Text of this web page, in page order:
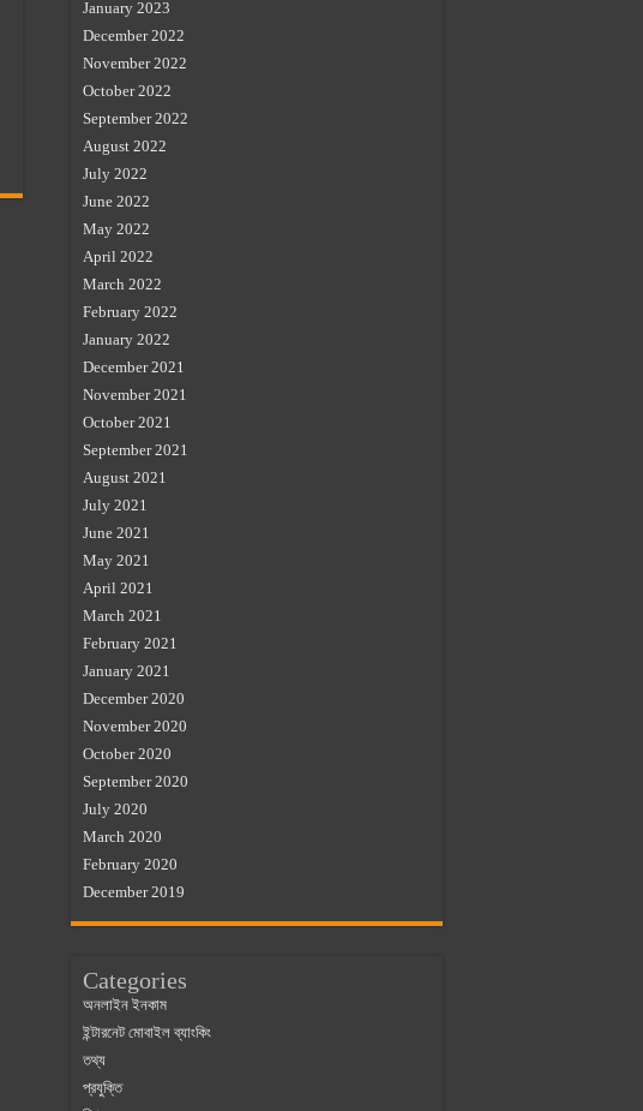
January 2023
December 2022
November 2022
October 2022
September 2022
August 2022
July 2022
June 2022
May 2022
April 2022
March 2022
February 2022
January 2022
December 2021
November 2021
October 2021
September 2021
August 2021
July 2021
June 2021
May 2021
April 2021
March 2021
February 2021
January 2021
December 2020
November 2020
October 2020
September 2020
July 2020
March 2020
February 2020
December 2019
Categories
অনলাইন ইনকাম
ইন্টারনেট মোবাইল ব্যাংকিং
তথ্য
প্রযুক্তি